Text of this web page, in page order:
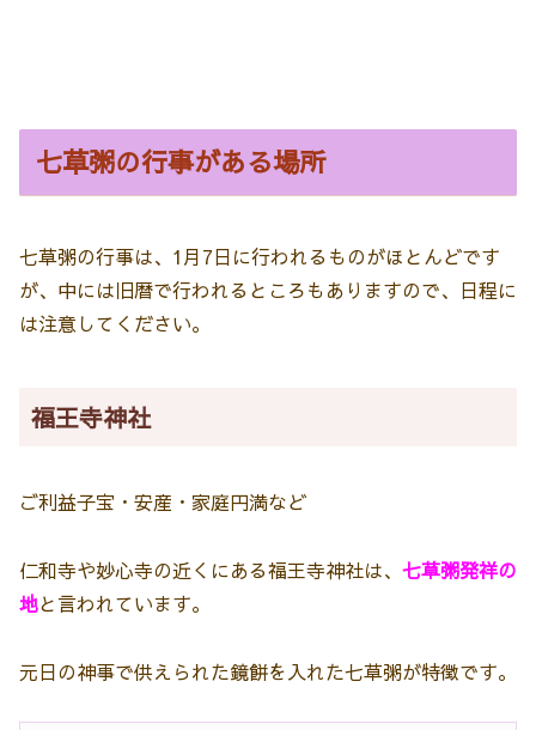
七草粥の行事がある場所
七草粥の行事は、1月7日に行われるものがほとんどです
が、中には旧暦で行われるところもありますので、日程に
は注意してください。
福王寺神社
ご利益子宝・安産・家庭円満など
仁和寺や妙心寺の近くにある福王寺神社は、 七草粥発祥の
地と言われています。
元日の神事で供えられた鏡餅を入れた七草粥が特徴です。